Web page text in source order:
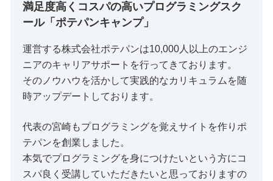
満足度高くコスパの高いプログラミングスク
ール「ポテパンキャンプ」
運営する株式会社ポテパンは10,000人以上のエンジ
ニアのキャリアサポートを行ってきております。
そのノウハウを活かして実践的なカリキュラムを随
時アップデートしております。
代表の宮崎もプログラミングを覚えサイトを作りポ
テパンを創業しました。
本気でプログラミングを身につけたいという方にコ
スパ良く受講していただきたいと思っておりますの